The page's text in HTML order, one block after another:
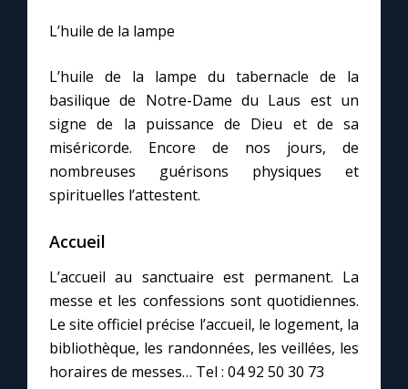
L’huile de la lampe
L’huile de la lampe du tabernacle de la
basilique de Notre-Dame du Laus est un
signe de la puissance de Dieu et de sa
miséricorde. Encore de nos jours, de
nombreuses guérisons physiques et
spirituelles l’attestent.
Accueil
L’accueil au sanctuaire est permanent. La
messe et les confessions sont quotidiennes.
Le site officiel précise l’accueil, le logement, la
bibliothèque, les randonnées, les veillées, les
horaires de messes… Tel : 04 92 50 30 73